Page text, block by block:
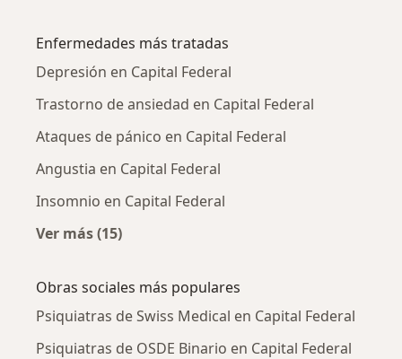
Enfermedades más tratadas
Depresión en Capital Federal
Trastorno de ansiedad en Capital Federal
Ataques de pánico en Capital Federal
Angustia en Capital Federal
Insomnio en Capital Federal
Ver más (15)
Obras sociales más populares
Psiquiatras de Swiss Medical en Capital Federal
Psiquiatras de OSDE Binario en Capital Federal